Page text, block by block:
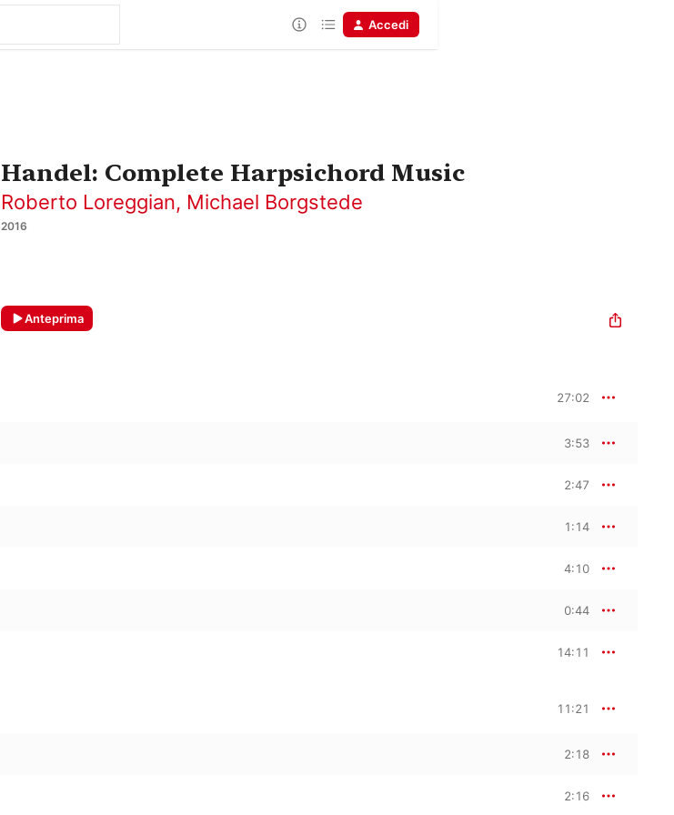
Accedi
Handel: Complete Harpsichord Music
Roberto Loreggian, Michael Borgstede
2016
Anteprima
27:02
3:53
2:47
1:14
4:10
0:44
14:11
11:21
2:18
2:16